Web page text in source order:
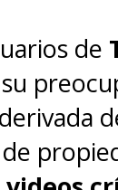
y
a
de